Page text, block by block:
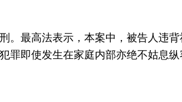
。最高法表示，本案中，被告人违
即使发生在家庭内部亦绝不姑息纵